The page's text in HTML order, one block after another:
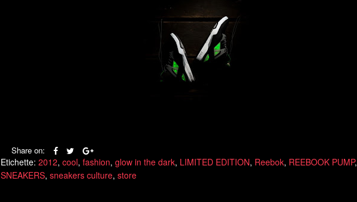
Share on:
Etichette: 2012, cool, fashion, glow in the dark, LIMITED EDITION, Reebok, REEBOOK PUMP,
SNEAKERS, sneakers culture, store